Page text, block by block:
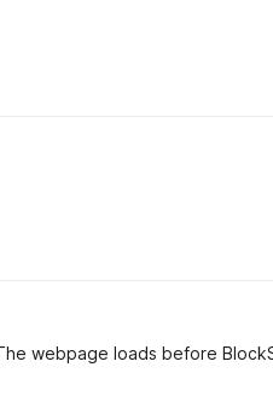
webpage loads before